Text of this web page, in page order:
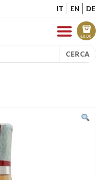
IT EN DE
€0.00
CERCA